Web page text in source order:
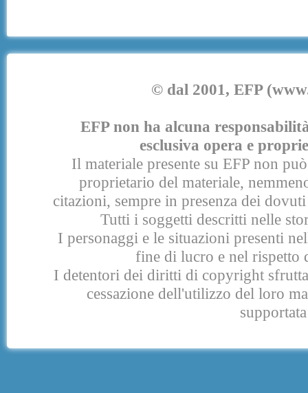
© dal 2001, EFP
EFP non ha alcuna
esclusiva opera e
Il materiale presente su EFP non
proprietario del materiale,
citazioni, sempre in presenza dei
Tutti i soggetti descritti nelle
I personaggi e le situazioni presenti
fine di lucro e nel rispetto
I detentori dei diritti di copyright
cessazione dell'utilizzo del loro